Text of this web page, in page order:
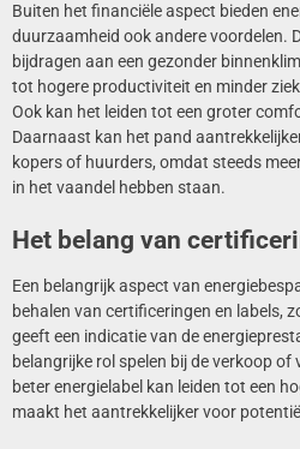
Buiten het financiële aspect bieden
duurzaamheid ook andere voordelen.
bijdragen aan een gezonder
tot hogere productiviteit en minder
Ook kan het leiden tot een groter
Daarnaast kan het pand
kopers of huurders, omdat steeds
in het vaandel hebben staan.
Het belang van
Een belangrijk aspect van
behalen van certificeringen en labels,
geeft een indicatie van de
belangrijke rol spelen bij de verkoop of
beter energielabel kan leiden tot een
maakt het aantrekkelijker voor